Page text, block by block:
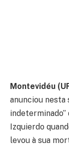
Montevidéu
anunciou nesta
indeterminado”
Izquierdo
levou à sua